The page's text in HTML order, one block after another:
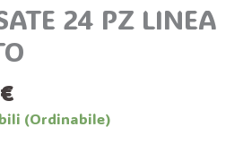
24 PZ LINEA
€
È:
159,00 €.
(ordinabile)